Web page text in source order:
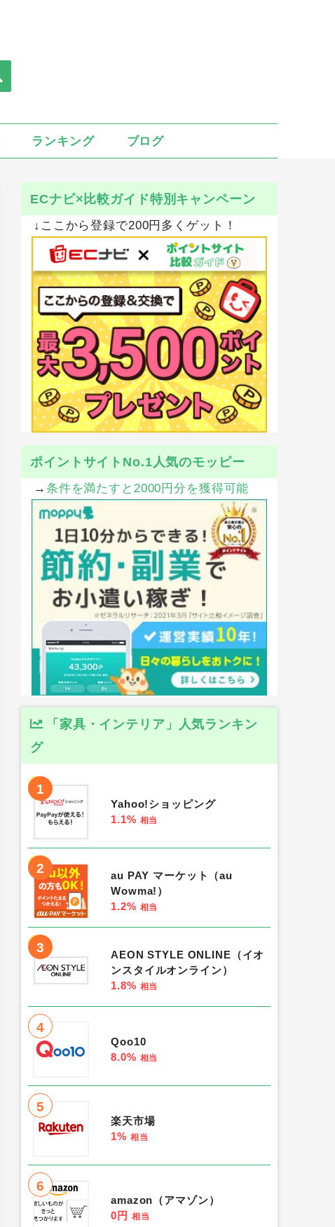
ランキング ブログ
ECナビ×比較ガイド特別キャンペーン
↓ここから登録で200円多くゲット！
ポイントサイトNo.1人気のモッピー
→ 条件を満たすと2000円分を獲得可能
「家具・インテリア」人気ランキン
グ
1
Yahoo!ショッピング
1.1% 相当
2
au PAY マーケット（au
Wowma!）
1.2% 相当
3
AEON STYLE ONLINE（イオ
ンスタイルオンライン）
1.8% 相当
4
Qoo10
8.0% 相当
5
楽天市場
1% 相当
6
amazon（アマゾン）
0円 相当